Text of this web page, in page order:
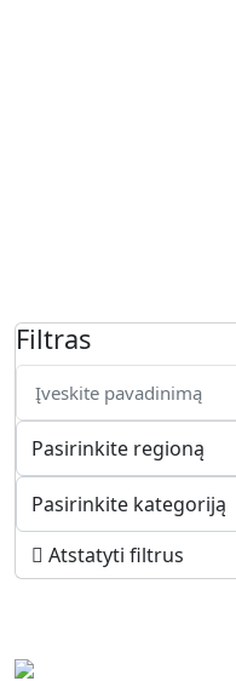
Filtras
Atstatyti filtrus